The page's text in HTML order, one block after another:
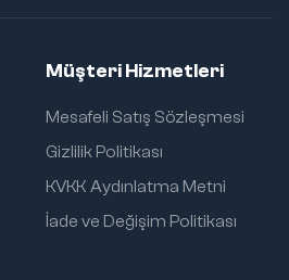
Müşteri Hizmetleri
Mesafeli Satış Sözleşmesi
Gizlilik Politikası
KVKK Aydınlatma Metni
İade ve Değişim Politikası